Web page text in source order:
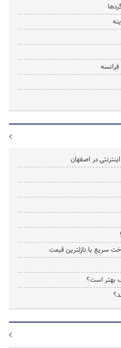
در اصفهان
سریع با نازلترین قیمت
بهتر است؟